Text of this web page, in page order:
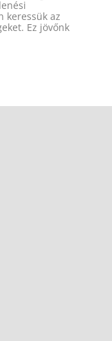
keressük az
Ez jövőnk